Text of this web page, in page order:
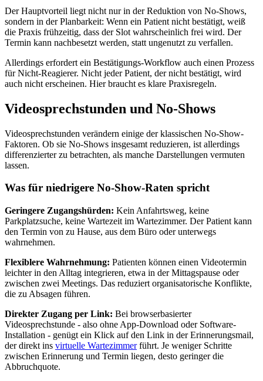
Der Hauptvorteil liegt nicht nur in der Reduktion von No-Shows,
sondern in der Planbarkeit: Wenn ein Patient nicht bestätigt, weiß
die Praxis frühzeitig, dass der Slot wahrscheinlich frei wird. Der
Termin kann nachbesetzt werden, statt ungenutzt zu verfallen.
Allerdings erfordert ein Bestätigungs-Workflow auch einen Prozess
für Nicht-Reagierer. Nicht jeder Patient, der nicht bestätigt, wird
auch nicht erscheinen. Hier braucht es klare Praxisregeln.
Videosprechstunden und No-Shows
Videosprechstunden verändern einige der klassischen No-Show-
Faktoren. Ob sie No-Shows insgesamt reduzieren, ist allerdings
differenzierter zu betrachten, als manche Darstellungen vermuten
lassen.
Was für niedrigere No-Show-Raten spricht
Geringere Zugangshürden: Kein Anfahrtsweg, keine
Parkplatzsuche, keine Wartezeit im Wartezimmer. Der Patient kann
den Termin von zu Hause, aus dem Büro oder unterwegs
wahrnehmen.
Flexiblere Wahrnehmung: Patienten können einen Videotermin
leichter in den Alltag integrieren, etwa in der Mittagspause oder
zwischen zwei Meetings. Das reduziert organisatorische Konflikte,
die zu Absagen führen.
Direkter Zugang per Link: Bei browserbasierter
Videosprechstunde - also ohne App-Download oder Software-
Installation - genügt ein Klick auf den Link in der Erinnerungsmail,
der direkt ins virtuelle Wartezimmerführt. Je weniger Schritte
zwischen Erinnerung und Termin liegen, desto geringer die
Abbruchquote.